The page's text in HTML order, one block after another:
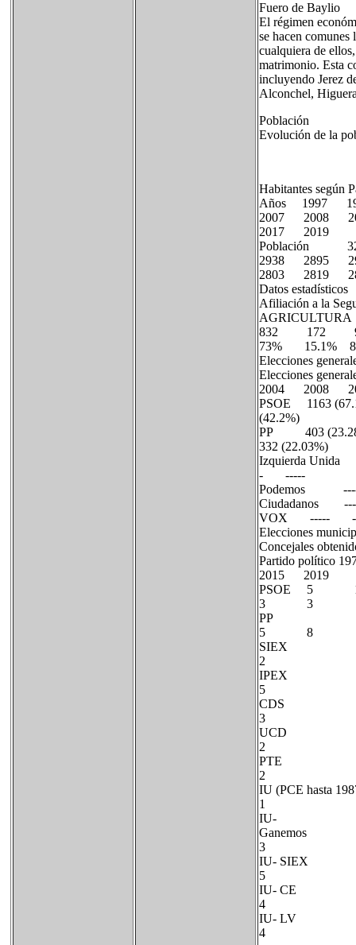
Fuero de Baylio
El régimen
se hacen
cualquiera de
matrimonio. Esta
incluyendo Jerez
Alconchel,
Población
Evolución de la
Habitantes según
Años 1997
2007 2008
2017 2019
Población
2938 2895
2803 2819
Datos estadísticos
Afiliación a la
832 172
73% 15.1%
Elecciones
Elecciones
2004 2008
PSOE 1163
(42.2%)
PP 403
332 (22.03%)
Izquierda
- -----
Podemos
Ciudadanos
VOX -----
Elecciones
Concejales
Partido
2015 2019
3 3
5 8
5
UCD
PTE
IU (PCE
IU-
3